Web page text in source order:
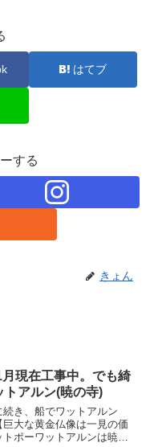
はてブ
する
きょん
月現在工事中。でも綺
トアルン(暁の寺)
続き、船でワットアルン
大な黄金仏像は一見の価
ポーワットアルンは暁の